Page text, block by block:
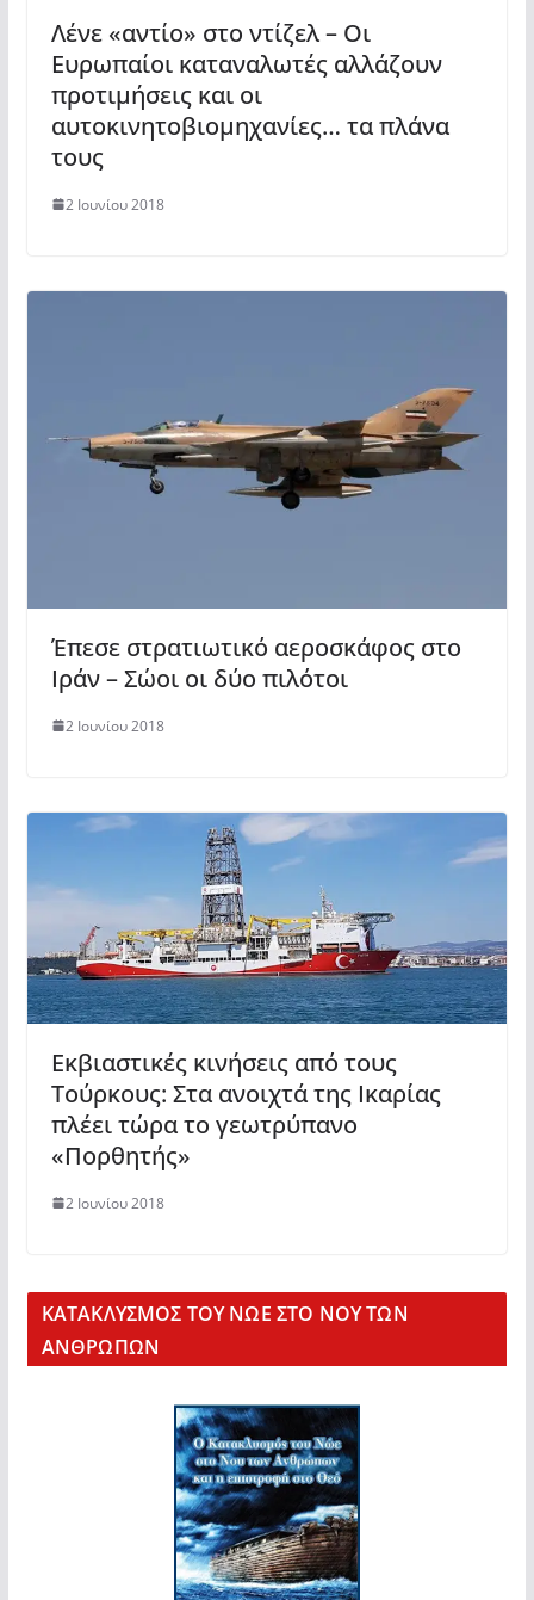
Λένε «αντίο» στο ντίζελ – Οι
Ευρωπαίοι καταναλωτές αλλάζουν
προτιμήσεις και οι
αυτοκινητοβιομηχανίες… τα πλάνα
τους
2 Ιουνίου 2018
Έπεσε στρατιωτικό αεροσκάφος στο
Ιράν – Σώοι οι δύο πιλότοι
2 Ιουνίου 2018
Εκβιαστικές κινήσεις από τους
Τούρκους: Στα ανοιχτά της Ικαρίας
πλέει τώρα το γεωτρύπανο
«Πορθητής»
2 Ιουνίου 2018
KΑΤΑΚΛΥΣΜΟΣ ΤΟΥ ΝΩΕ ΣΤΟ ΝΟΥ ΤΩΝ
ΑΝΘΡΩΠΩΝ